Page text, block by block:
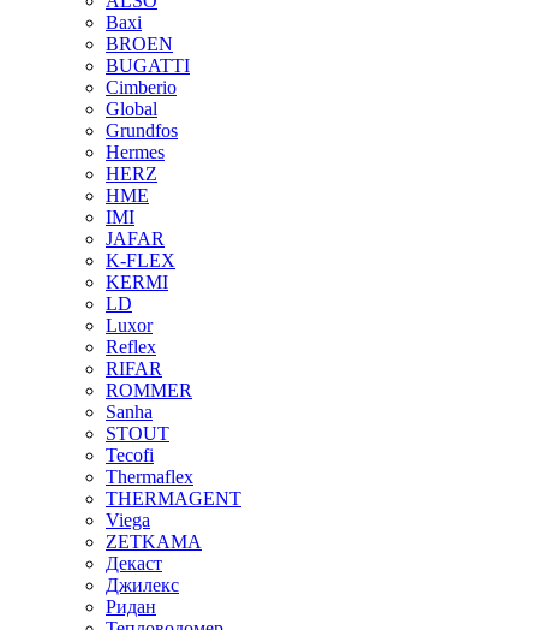
Baxi
BROEN
BUGATTI
Cimberio
Global
Grundfos
Hermes
HERZ
HME
IMI
JAFAR
K-FLEX
KERMI
LD
Luxor
Reflex
RIFAR
ROMMER
Sanha
STOUT
Tecofi
Thermaflex
THERMAGENT
Viega
ZETKAMA
Декаст
Джилекс
Ридан